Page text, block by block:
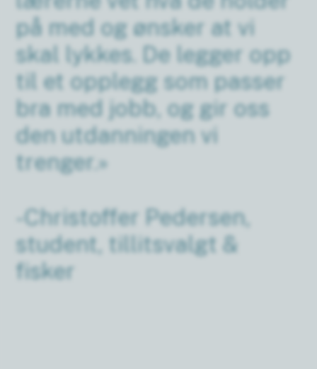
på med og ønsker at vi
skal lykkes. De legger opp
til et opplegg som passer
bra med jobb, og gir oss
den utdanningen vi
trenger.»
-Christoffer Pedersen,
student, tillitsvalgt &
fisker